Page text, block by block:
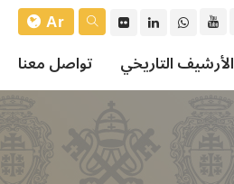
Ar
الأرشيف التاريخي تواصل معنا